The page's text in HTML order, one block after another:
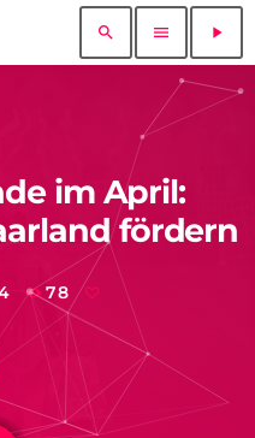
search menu play_arrow
im April:
fördern
78